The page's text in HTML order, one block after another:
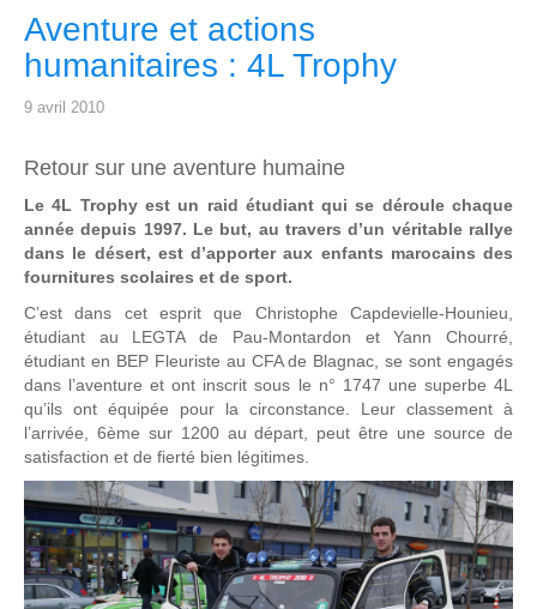
Aventure et actions
humanitaires : 4L Trophy
9 avril 2010
Retour sur une aventure humaine
Le 4L Trophy est un raid étudiant qui se déroule chaque
année depuis 1997. Le but, au travers d’un véritable rallye
dans le désert, est d’apporter aux enfants marocains des
fournitures scolaires et de sport.
C’est dans cet esprit que Christophe Capdevielle-Hounieu,
étudiant au LEGTA de Pau-Montardon et Yann Chourré,
étudiant en BEP Fleuriste au CFA de Blagnac, se sont engagés
dans l’aventure et ont inscrit sous le n° 1747 une superbe 4L
qu’ils ont équipée pour la circonstance. Leur classement à
l’arrivée, 6ème sur 1200 au départ, peut être une source de
satisfaction et de fierté bien légitimes.